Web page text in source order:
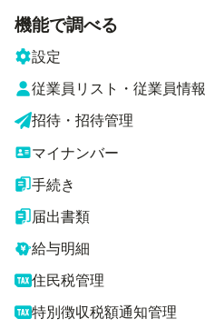
機能で調べる
設定
従業員リスト・従業員情報
招待・招待管理
マイナンバー
手続き
届出書類
給与明細
住民税管理
特別徴収税額通知管理